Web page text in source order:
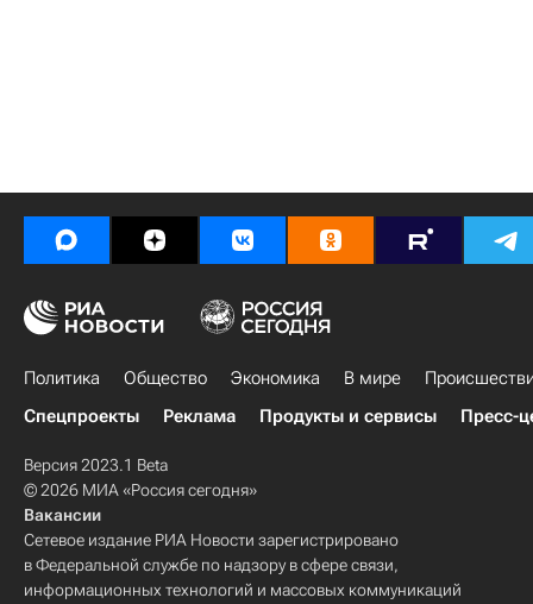
Политика Общество Экономика В мире
Спецпроекты
Реклама Продукты и сервисы Пресс-
Версия 2023.1 Beta
© 2026 МИА «Россия сегодня»
Вакансии
Сетевое издание РИА Новости зарегистрировано
в Федеральной службе по надзору в сфере связи,
информационных технологий и массовых коммуникаций